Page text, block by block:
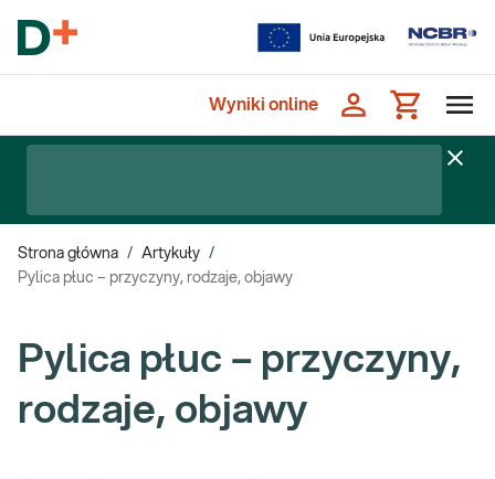
Wyniki online
Strona główna / Artykuły /
Pylica płuc – przyczyny, rodzaje, objawy
Pylica płuc – przyczyny,
rodzaje, objawy